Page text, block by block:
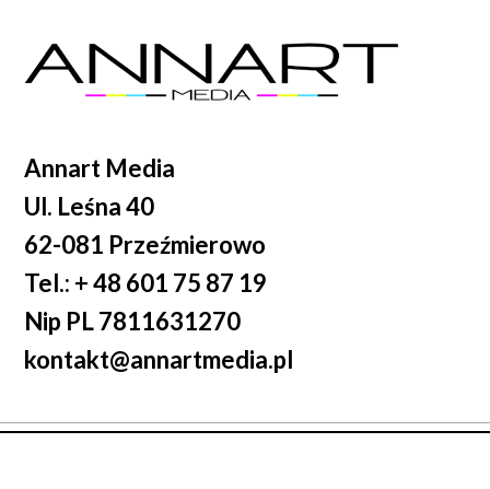
Annart Media
Ul. Leśna 40
62-081 Przeźmierowo
Tel.: + 48 601 75 87 19
Nip PL 7811631270
kontakt@annartmedia.pl